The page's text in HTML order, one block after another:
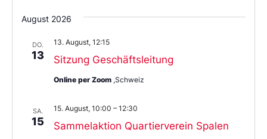
Sie
das
aus.
August 2026
DO.
13 Sitzung Geschäftsleitung
13. August, 12:15
Online per Zoom ,Schweiz
SA.
15 Sammelaktion Quartierverein Spalen
15. August, 10:00 – 12:30